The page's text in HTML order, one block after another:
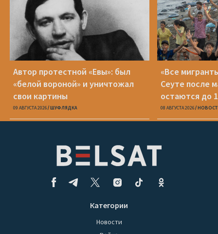
Автор протестной «Евы»: был
«белой вороной» и уничтожал
свои картины
09 АВГУСТА 2026 ШУФЛЯДКА
«Все
Сеуте после
остаются до
08 АВГУСТА 2026
Категории
Новости